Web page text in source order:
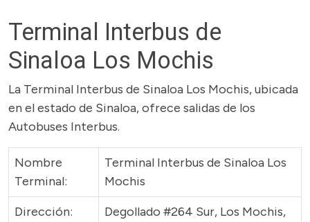
Terminal Interbus de
Sinaloa Los Mochis
La Terminal Interbus de Sinaloa Los Mochis, ubicada
en el estado de Sinaloa, ofrece salidas de los
Autobuses Interbus.
Nombre
Terminal:
Terminal Interbus de Sinaloa Los
Mochis
Dirección:
Degollado #264 Sur, Los Mochis,